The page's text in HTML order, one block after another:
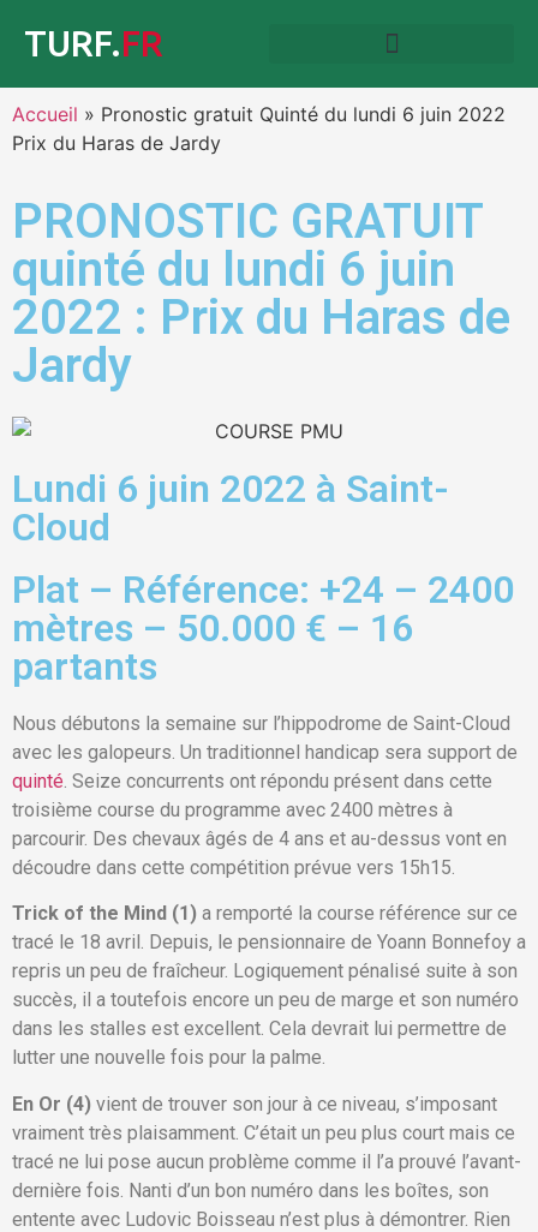
TURF.FR
Accueil » Pronostic gratuit Quinté du lundi 6 juin 2022
Prix du Haras de Jardy
PRONOSTIC GRATUIT
quinté du lundi 6 juin
2022 : Prix du Haras de
Jardy
Lundi 6 juin 2022 à Saint-
Cloud
Plat – Référence: +24 – 2400
mètres – 50.000 € – 16
partants
Nous débutons la semaine sur l’hippodrome de Saint-Cloud
avec les galopeurs. Un traditionnel handicap sera support de
quinté. Seize concurrents ont répondu présent dans cette
troisième course du programme avec 2400 mètres à
parcourir. Des chevaux âgés de 4 ans et au-dessus vont en
découdre dans cette compétition prévue vers 15h15.
Trick of the Mind (1) a remporté la course référence sur ce
tracé le 18 avril. Depuis, le pensionnaire de Yoann Bonnefoy a
repris un peu de fraîcheur. Logiquement pénalisé suite à son
succès, il a toutefois encore un peu de marge et son numéro
dans les stalles est excellent. Cela devrait lui permettre de
lutter une nouvelle fois pour la palme.
En Or (4) vient de trouver son jour à ce niveau, s’imposant
vraiment très plaisamment. C’était un peu plus court mais ce
tracé ne lui pose aucun problème comme il l’a prouvé l’avant-
dernière fois. Nanti d’un bon numéro dans les boîtes, son
entente avec Ludovic Boisseau n’est plus à démontrer. Rien